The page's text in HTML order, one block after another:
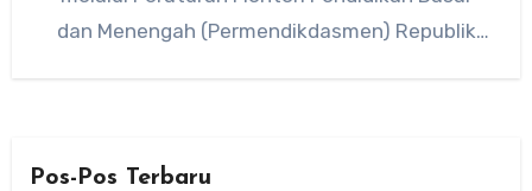
dan Menengah (Permendikdasmen) Republik
Pos-Pos Terbaru